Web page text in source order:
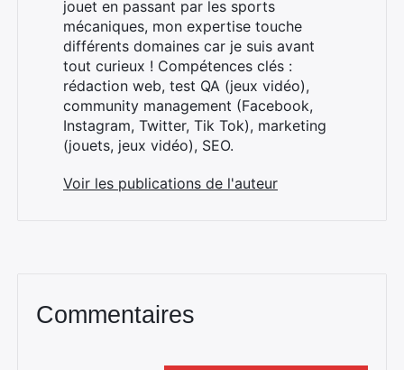
jouet en passant par les sports
mécaniques, mon expertise touche
différents domaines car je suis avant
tout curieux ! Compétences clés :
rédaction web, test QA (jeux vidéo),
community management (Facebook,
Instagram, Twitter, Tik Tok), marketing
(jouets, jeux vidéo), SEO.
Voir les publications de l'auteur
Commentaires